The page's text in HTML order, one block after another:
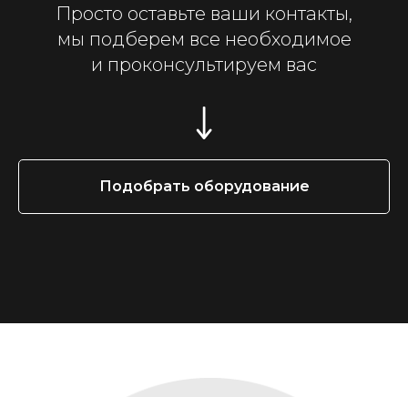
Просто оставьте ваши контакты,
мы подберем все необходимое
и проконсультируем вас
Подобрать оборудование